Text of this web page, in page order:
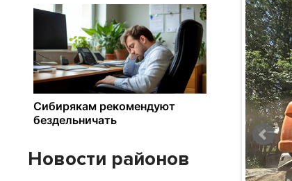
Новости районов